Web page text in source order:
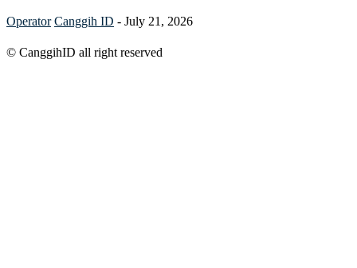
Operator Canggih ID - July 21, 2026
© CanggihID all right reserved